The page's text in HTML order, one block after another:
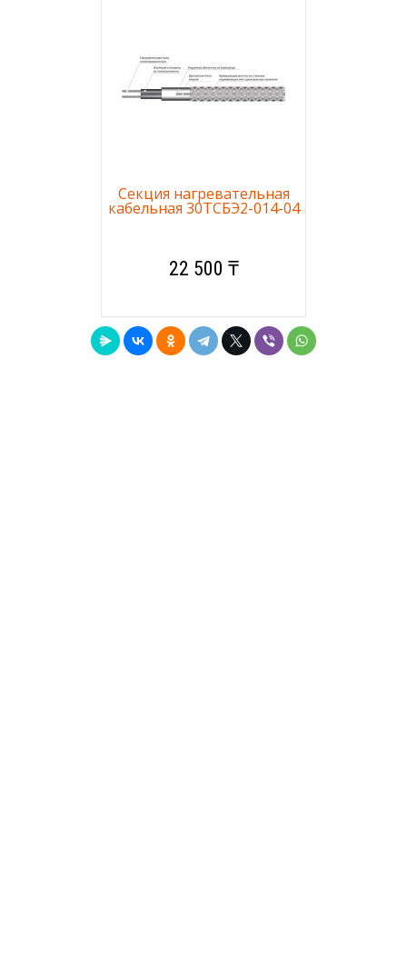
Секция нагревательная
кабельная 30ТСБЭ2-014-04
22 500 ₸